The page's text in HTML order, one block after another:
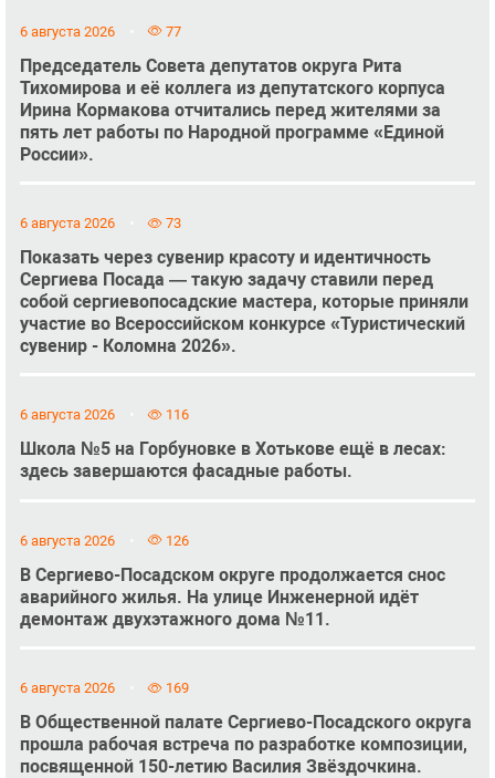
6 августа 2026 77
Председатель Совета депутатов округа Рита
Тихомирова и её коллега из депутатского корпуса
Ирина Кормакова отчитались перед жителями за
пять лет работы по Народной программе «Единой
России».
6 августа 2026 73
Показать через сувенир красоту и идентичность
Сергиева Посада — такую задачу ставили перед
собой сергиевопосадские мастера, которые приняли
участие во Всероссийском конкурсе «Туристический
сувенир - Коломна 2026».
6 августа 2026 116
Школа №5 на Горбуновке в Хотькове ещё в лесах:
здесь завершаются фасадные работы.
6 августа 2026 126
В Сергиево-Посадском округе продолжается снос
аварийного жилья. На улице Инженерной идёт
демонтаж двухэтажного дома №11.
6 августа 2026 169
В Общественной палате Сергиево-Посадского округа
прошла рабочая встреча по разработке композиции,
посвященной 150-летию Василия Звёздочкина.